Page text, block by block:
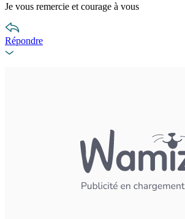
Je vous remercie et courage à vous
Répondre